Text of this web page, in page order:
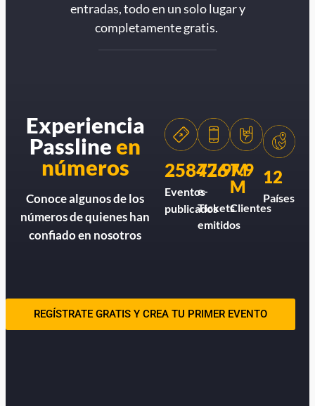
entradas, todo en un solo lugar y
completamente gratis.
Experiencia
Passlineen
números
Conoce algunos de los
números de quienes han
confiado en nosotros
258426
Eventos
publicados
77.9M
e-
Tickets
emitidos
7.9
M
Clientes
12
Países
REGÍSTRATE GRATIS Y CREA TU PRIMER EVENTO